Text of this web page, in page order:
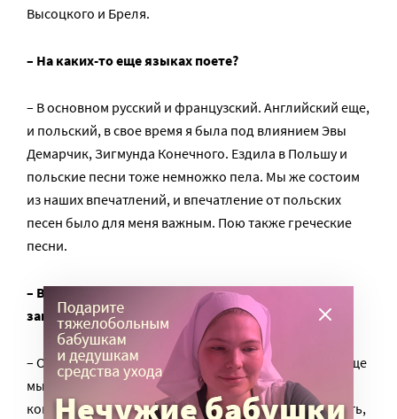
Высоцкого и Бреля.
– На каких-то еще языках поете?
– В основном русский и французский. Английский еще,
и польский, в свое время я была под влиянием Эвы
Демарчик, Зигмунда Конечного. Ездила в Польшу и
польские песни тоже немножко пела. Мы же состоим
из наших впечатлений, и впечатление от польских
песен было для меня важным. Пою также греческие
песни.
– Вы когда-нибудь подсчитывали, сколько у вас
записанных песен?
– Очень много. Не подсчитывала. Дисков много. И еще
мы решили выпустить один или два диска с
концертными записями. Все-таки в них такая живость,